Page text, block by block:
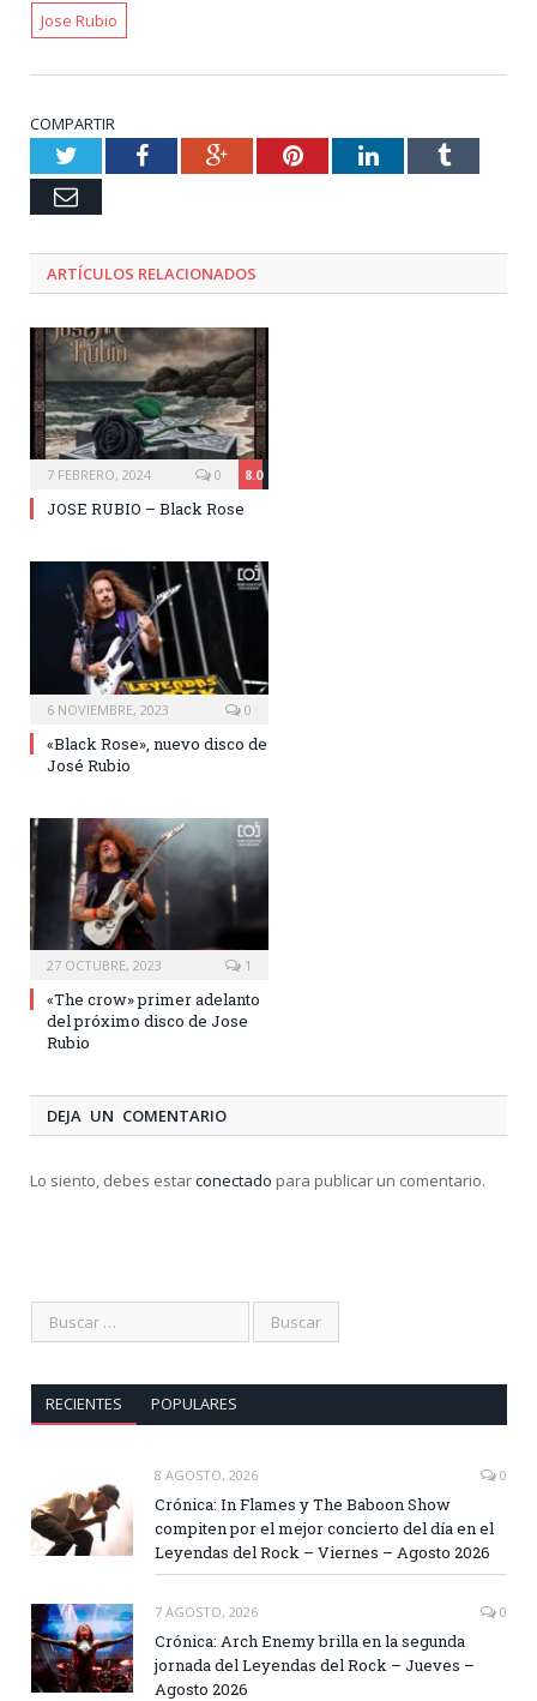
Jose Rubio
COMPARTIR
TwitterFacebookGoogle+PinterestLinkedInTumblr
Email
ARTÍCULOS RELACIONADOS
7 FEBRERO, 2024 8.0
0
JOSE RUBIO – Black Rose
6 NOVIEMBRE, 2023 0
«Black Rose», nuevo disco de
José Rubio
27 OCTUBRE, 2023 1
«The crow» primer adelanto
del próximo disco de Jose
Rubio
DEJA UN COMENTARIO
Lo siento, debes estarconectado para publicar un comentario.
RECIENTES POPULARES
8 AGOSTO, 2026 0
Crónica: In Flames y The Baboon Show
compiten por el mejor concierto del día en el
Leyendas del Rock – Viernes – Agosto 2026
7 AGOSTO, 2026 0
Crónica: Arch Enemy brilla en la segunda
jornada del Leyendas del Rock – Jueves –
Agosto 2026